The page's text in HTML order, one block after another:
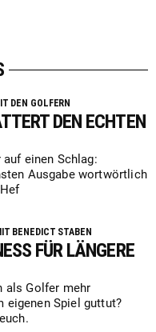
DEN GOLFERN
DEN ECHTEN
einen Schlag:
Ausgabe wortwörtlich
BENEDICT STABEN
FÜR LÄNGERE
als Golfer mehr
eigenen Spiel guttut?